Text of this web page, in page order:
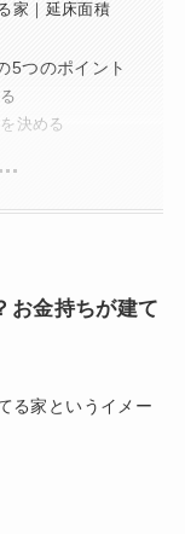
家｜延床面積
5つのポイント
決める
お金持ちが建て
る家というイメー